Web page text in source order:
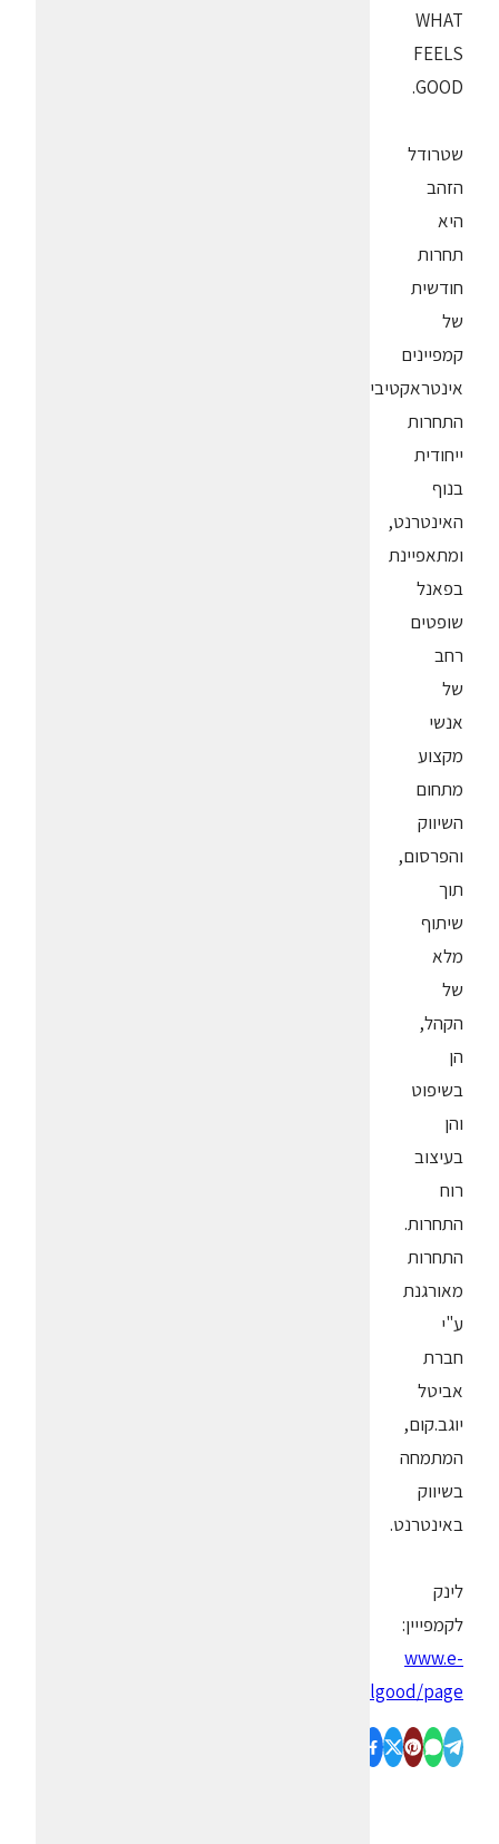
WHAT
FEELS
GOOD.
שטרודל
הזהב
היא
תחרות
חודשית
של
קמפיינים
אינטראקטיבים.
התחרות
ייחודית
בנוף
האינטרנט,
ומתאפיינת
בפאנל
שופטים
רחב
של
אנשי
מקצוע
מתחום
השיווק
והפרסום,
תוך
שיתוף
מלא
של
הקהל,
הן
בשיפוט
והן
בעיצוב
רוח
התחרות.
התחרות
מאורגנת
ע"י
חברת
אביטל
יוגב.קום,
המתמחה
בשיווק
באינטרנט.
לינק
לקמפייין:
www.e-
dologic.co.il/cocacola/diet/feelgood/page